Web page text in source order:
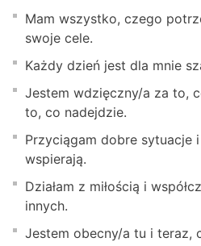
Mam wszystko, czego
swoje cele.
Każdy dzień jest dla mnie
Jestem wdzięczny/a za to,
to, co nadejdzie.
Przyciągam dobre sytuacje
wspierają.
Działam z miłością i
innych.
Jestem obecny/a tu i teraz,